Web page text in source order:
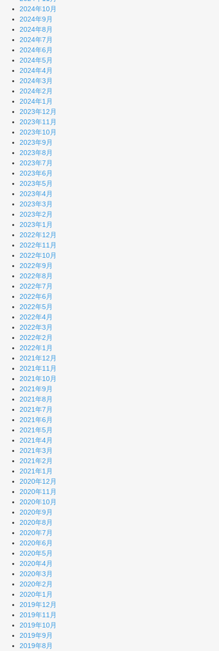
2024年10月
2024年9月
2024年8月
2024年7月
2024年6月
2024年5月
2024年4月
2024年3月
2024年2月
2024年1月
2023年12月
2023年11月
2023年10月
2023年9月
2023年8月
2023年7月
2023年6月
2023年5月
2023年4月
2023年3月
2023年2月
2023年1月
2022年12月
2022年11月
2022年10月
2022年9月
2022年8月
2022年7月
2022年6月
2022年5月
2022年4月
2022年3月
2022年2月
2022年1月
2021年12月
2021年11月
2021年10月
2021年9月
2021年8月
2021年7月
2021年6月
2021年5月
2021年4月
2021年3月
2021年2月
2021年1月
2020年12月
2020年11月
2020年10月
2020年9月
2020年8月
2020年7月
2020年6月
2020年5月
2020年4月
2020年3月
2020年2月
2020年1月
2019年12月
2019年11月
2019年10月
2019年9月
2019年8月